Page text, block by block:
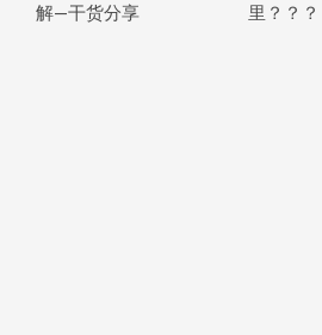
解—干货分享
里？？？